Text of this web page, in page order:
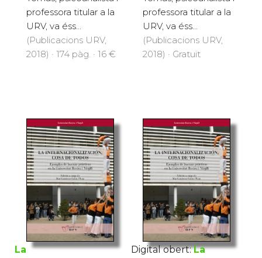
professora titular a la
URV, va éss...
(Publicacions URV,
2018) · 174 pàg. · 16 €
professora titular a la
URV, va éss...
(Publicacions URV,
2018) · Gratuït
La
Digital obert: La